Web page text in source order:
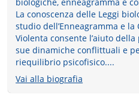
La conoscenza delle Leggi
studio dell’Enneagramma e la
Violenta consente l’aiuto
sue dinamiche conflittuali e
riequilibrio psicofisico....
Vai alla biografia